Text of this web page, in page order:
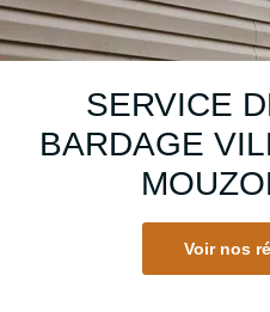
SERVICE
BARDAGE
Voir nos